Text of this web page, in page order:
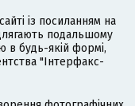
із посиланням на
подальшому
будь-якій формі,
"Інтерфакс-